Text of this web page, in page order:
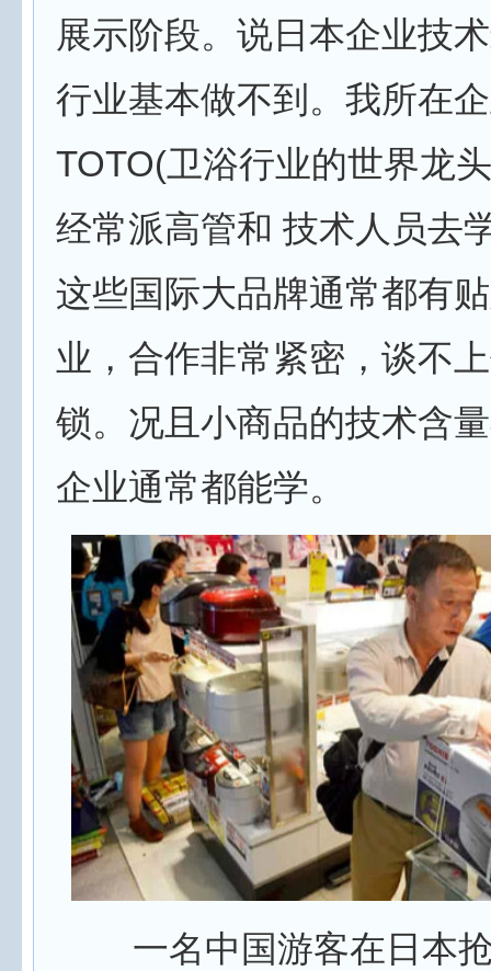
展示阶段。说日本企业技
行业基本做不到。我所在
TOTO(卫浴行业的世界龙
经常派高管和 技术人员去
这些国际大品牌通常都有
业，合作非常紧密，谈不
锁。况且小商品的技术含
企业通常都能学。
一名中国游客在日本